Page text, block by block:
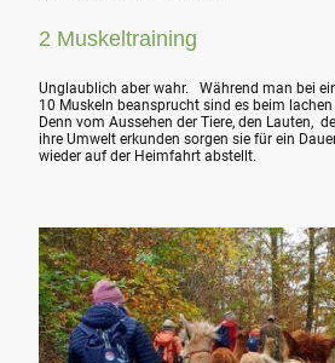
2 Muskeltraining
Unglaublich aber wahr. Während man bei
10 Muskeln beansprucht sind es beim
Denn vom Aussehen der Tiere, den Lauten,
ihre Umwelt erkunden sorgen sie für ein
wieder auf der Heimfahrt abstellt.